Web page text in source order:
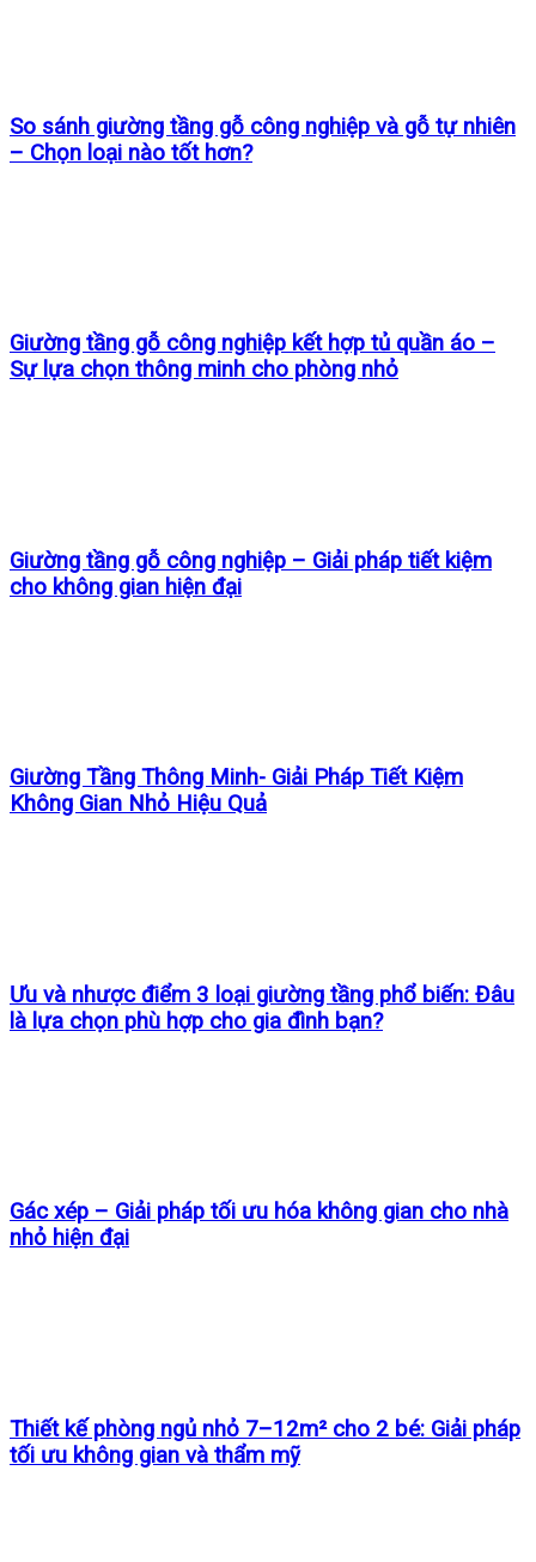
So sánh giường tầng gỗ công nghiệp và gỗ tự nhiên
– Chọn loại nào tốt hơn?
Giường tầng gỗ công nghiệp kết hợp tủ quần áo –
Sự lựa chọn thông minh cho phòng nhỏ
Giường tầng gỗ công nghiệp – Giải pháp tiết kiệm
cho không gian hiện đại
Giường Tầng Thông Minh- Giải Pháp Tiết Kiệm
Không Gian Nhỏ Hiệu Quả
Ưu và nhược điểm 3 loại giường tầng phổ biến: Đâu
là lựa chọn phù hợp cho gia đình bạn?
Gác xép – Giải pháp tối ưu hóa không gian cho nhà
nhỏ hiện đại
Thiết kế phòng ngủ nhỏ 7–12m² cho 2 bé: Giải pháp
tối ưu không gian và thẩm mỹ